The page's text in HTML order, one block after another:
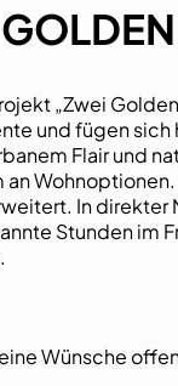
„Zwei
und fügen
Flair und
In
Stunden
Wünsche